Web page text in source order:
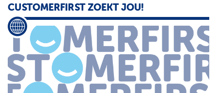
CUSTOMERFIRST ZOEKT JOU!